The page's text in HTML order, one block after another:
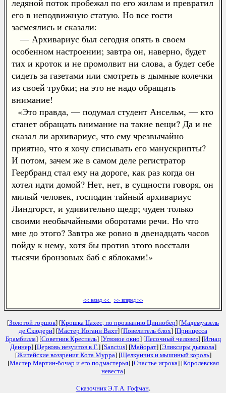
ледяной поток пробежал по его жилам и превратил
его в неподвижную статую. Но все гости
засмеялись и сказали:
— Архивариус был сегодня опять в своем
особенном настроении; завтра он, наверно, будет
тих и кроток и не промолвит ни слова, а будет себе
сидеть за газетами или смотреть в дымные колечки
из своей трубки; на это не надо обращать
внимание!
«Это правда, — подумал студент Ансельм, — кто
станет обращать внимание на такие вещи? Да и не
сказал ли архивариус, что ему чрезвычайно
приятно, что я хочу списывать его манускрипты?
И потом, зачем же в самом деле регистратор
Геербранд стал ему на дороге, как раз когда он
хотел идти домой? Нет, нет, в сущности говоря, он
милый человек, господин тайный архивариус
Линдгорст, и удивительно щедр; чуден только
своими необычайными оборотами речи. Но что
мне до этого? Завтра же ровно в двенадцать часов
пойду к нему, хотя бы против этого восстали
тысячи бронзовых баб с яблоками!»
<< назад << >> вперед >>
[Золотой горшок] [Крошка Цахес, по прозванию Циннобер] [Мадемуазель
де Скюдери] [Мастер Иоганн Вахт] [Повелитель блох] [Принцесса
Брамбилла] [Советник Креспель] [Угловое окно] [Песочный человек] [Игнац
Деннер] [Церковь иезуитов в Г.] [Sanctus] [Майорат] [Эликсиры дьявола]
[Житейские воззрения Кота Мурра] [Щелкунчик и мышиный король]
[Мастер Мартин-бочар и его подмастерья] [Счастье игрока] [Королевская
невеста]
Сказочник Э.Т.А. Гофман.